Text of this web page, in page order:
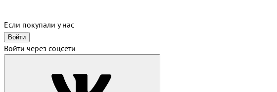
Если покупали у нас
Войти
Войти через соцсети